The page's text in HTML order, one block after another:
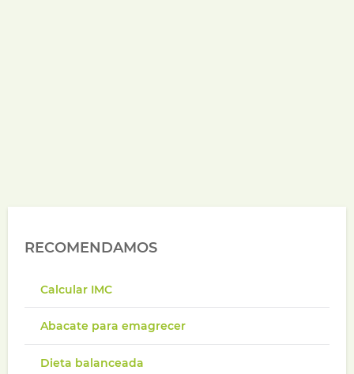
RECOMENDAMOS
Calcular IMC
Abacate para emagrecer
Dieta balanceada